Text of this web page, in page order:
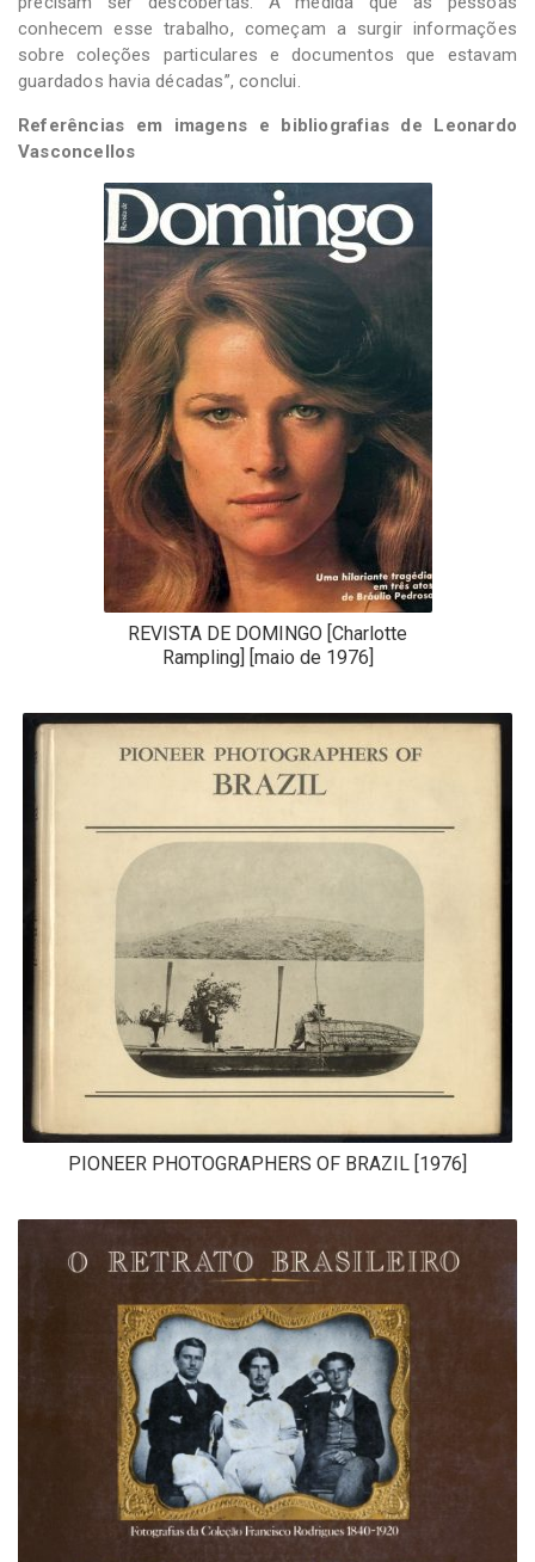
conhecem esse trabalho, começam a surgir informações
sobre coleções particulares e documentos que estavam
guardados havia décadas”, conclui.
Referências em imagens e bibliografias de Leonardo
Vasconcellos
REVISTA DE DOMINGO [Charlotte
Rampling] [maio de 1976]
PIONEER PHOTOGRAPHERS OF BRAZIL [1976]